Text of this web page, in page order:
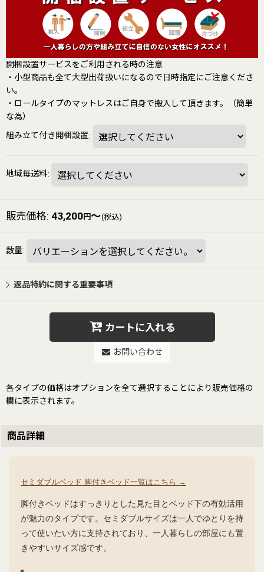
開梱設置サービスをご利用される時の注意
・小型商品も全て大型出荷扱いになるので日時指定にご注意くださ
い。
・ロールタイプのマットレスはご自身で搬入して頂きます。（簡単
な為）
組み立て付き開梱設置:
地域毎送料:
販売価格: 43,200円～(税込)
数量:
返品特約に関する重要事項
カートに入れる
お問い合わせ
各タイプの価格はオプションを全て選択することにより販売価格の
欄に表示されます。
商品詳細
セミダブルベッド 脚付きベッド一覧はこちら →
脚付きベッドはすっきりとした見た目とベッド下の有効活用
が魅力のタイプです。セミダブルサイズは一人でゆとりを持
って使いたい方に支持されており、一人暮らしの部屋にも置
きやすいサイズ感です。